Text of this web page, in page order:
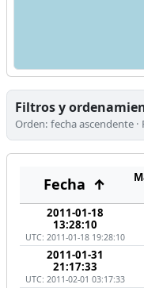
Filtros y
Orden: fecha ascendente
Fecha ↑
2011-01-18
13:28:10
UTC: 2011-01-18 19:28:10
2011-01-31
21:17:33
UTC: 2011-02-01 03:17:33